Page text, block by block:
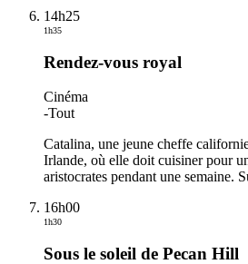
14h25
1h35
Rendez-vous royal
Cinéma
-Tout
Catalina, une jeune cheffe
Irlande, où elle doit cuisiner pour
aristocrates pendant une semaine.
16h00
1h30
Sous le soleil de Pecan Hill